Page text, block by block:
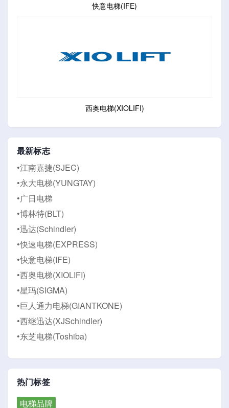
快意电梯(IFE)
西奥电梯(XIOLIFI)
最新标志
•江南嘉捷(SJEC)
•永大电梯(YUNGTAY)
•广日电梯
•博林特(BLT)
•迅达(Schindler)
•快速电梯(EXPRESS)
•快意电梯(IFE)
•西奥电梯(XIOLIFI)
•星玛(SIGMA)
•巨人通力电梯(GIANTKONE)
•西继迅达(XJSchindler)
•东芝电梯(Toshiba)
热门标签
电梯品牌